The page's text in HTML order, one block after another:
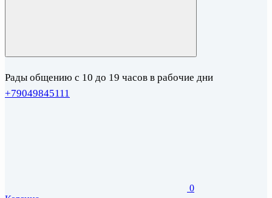
Рады общению с 10 до 19 часов в рабочие дни
+79049845111
0